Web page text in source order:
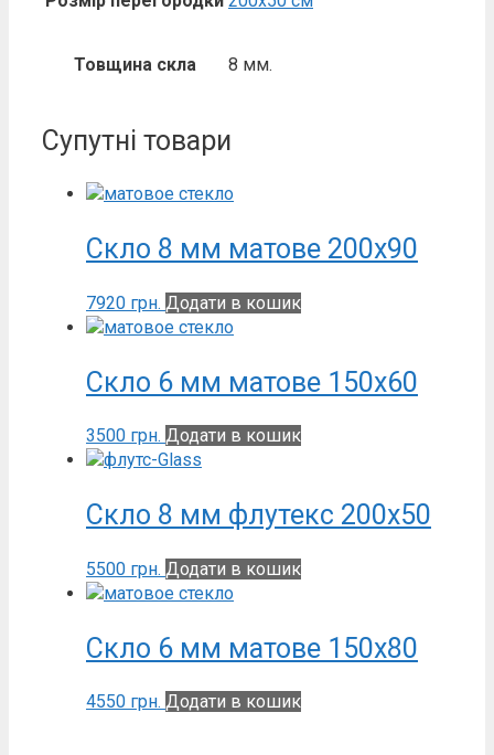
Товщина скла 8 мм.
Супутні товари
Скло 8 мм матове 200х90
7920 грн. Додати в кошик
Скло 6 мм матове 150х60
3500 грн. Додати в кошик
Скло 8 мм флутекс 200х50
5500 грн. Додати в кошик
Скло 6 мм матове 150х80
4550 грн. Додати в кошик